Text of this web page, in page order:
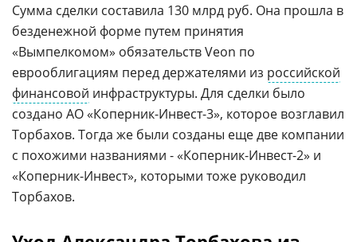
Сумма сделки составила 130 млрд руб. Она прошла в
безденежной форме путем принятия
«Вымпелкомом» обязательств Veon по
еврооблигациям перед держателями из российской
финансовой инфраструктуры. Для сделки было
создано АО «Коперник-Инвест-3», которое возглавил
Торбахов. Тогда же были созданы еще две компании
с похожими названиями - «Коперник-Инвест-2» и
«Коперник-Инвест», которыми тоже руководил
Торбахов.